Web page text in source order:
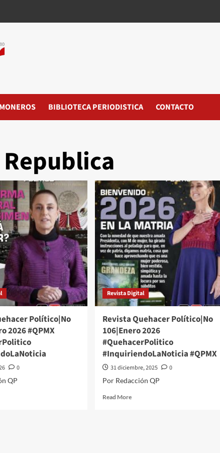
MONEROS BIBLIOTECA PERIODISTICA CONTACTO
Político|No
2026 #QPMX
0
QP
Revista Digital
Revista Quehacer Político|No
106|Enero 2026
#QuehacerPolitico
#InquiriendoLaNoticia #QPMX
31 diciembre, 2025
0
Por Redacción QP
Read MoreRead